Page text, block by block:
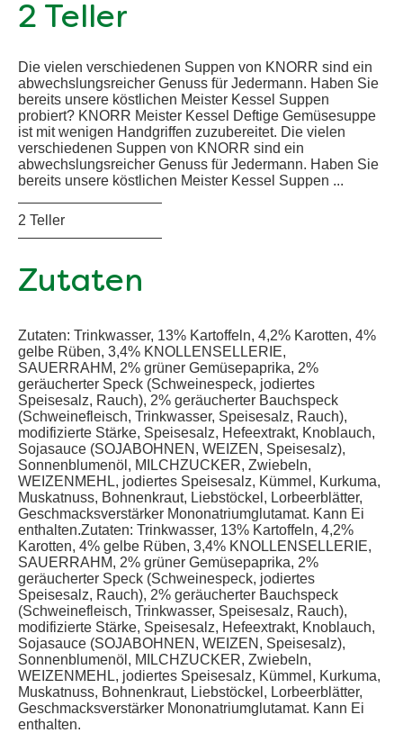
2 Teller
Die vielen verschiedenen Suppen von KNORR sind ein
abwechslungsreicher Genuss für Jedermann. Haben Sie
bereits unsere köstlichen Meister Kessel Suppen
probiert? KNORR Meister Kessel Deftige Gemüsesuppe
ist mit wenigen Handgriffen zuzubereitet. Die vielen
verschiedenen Suppen von KNORR sind ein
abwechslungsreicher Genuss für Jedermann. Haben Sie
bereits unsere köstlichen Meister Kessel Suppen ...
2 Teller
Zutaten
Zutaten: Trinkwasser, 13% Kartoffeln, 4,2% Karotten, 4%
gelbe Rüben, 3,4% KNOLLENSELLERIE,
SAUERRAHM, 2% grüner Gemüsepaprika, 2%
geräucherter Speck (Schweinespeck, jodiertes
Speisesalz, Rauch), 2% geräucherter Bauchspeck
(Schweinefleisch, Trinkwasser, Speisesalz, Rauch),
modifizierte Stärke, Speisesalz, Hefeextrakt, Knoblauch,
Sojasauce (SOJABOHNEN, WEIZEN, Speisesalz),
Sonnenblumenöl, MILCHZUCKER, Zwiebeln,
WEIZENMEHL, jodiertes Speisesalz, Kümmel, Kurkuma,
Muskatnuss, Bohnenkraut, Liebstöckel, Lorbeerblätter,
Geschmacksverstärker Mononatriumglutamat. Kann Ei
enthalten.Zutaten: Trinkwasser, 13% Kartoffeln, 4,2%
Karotten, 4% gelbe Rüben, 3,4% KNOLLENSELLERIE,
SAUERRAHM, 2% grüner Gemüsepaprika, 2%
geräucherter Speck (Schweinespeck, jodiertes
Speisesalz, Rauch), 2% geräucherter Bauchspeck
(Schweinefleisch, Trinkwasser, Speisesalz, Rauch),
modifizierte Stärke, Speisesalz, Hefeextrakt, Knoblauch,
Sojasauce (SOJABOHNEN, WEIZEN, Speisesalz),
Sonnenblumenöl, MILCHZUCKER, Zwiebeln,
WEIZENMEHL, jodiertes Speisesalz, Kümmel, Kurkuma,
Muskatnuss, Bohnenkraut, Liebstöckel, Lorbeerblätter,
Geschmacksverstärker Mononatriumglutamat. Kann Ei
enthalten.